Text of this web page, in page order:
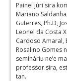
Painel júri sira
Mariano
Guterres, Ph.D,
Leonel da Costa
Cardoso Amaral,
Rosalino Gomes
semináriu ne’e
professor sira,
tan.